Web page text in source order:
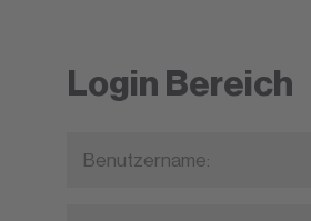
Login Bereich